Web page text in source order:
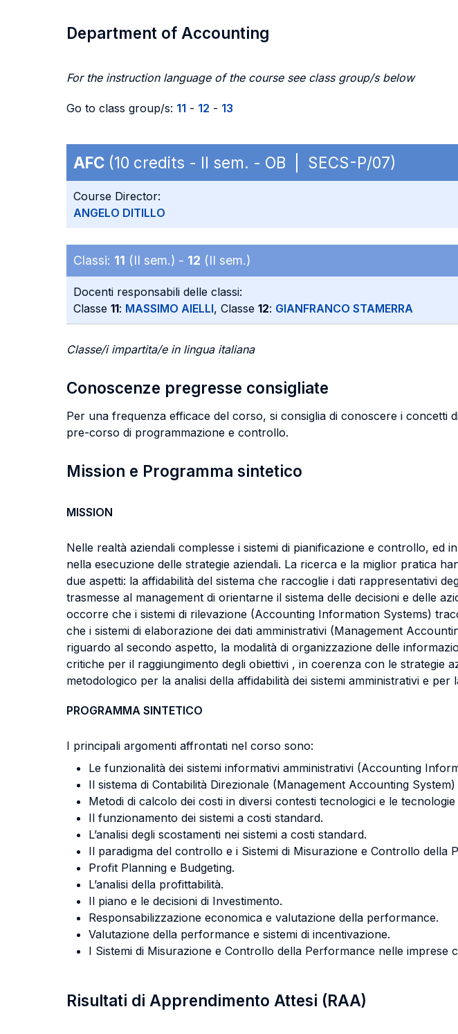
Department of Accounting
For the instruction language of the course see class group/s below
Go to class group/s: 11 - 12 - 13
AFC (10 credits - II sem. - OB | SECS-P/07)
Course Director:
ANGELO DITILLO
Classi: 11 (II sem.) - 12 (II sem.)
Docenti responsabili delle classi:
Classe 11: MASSIMO AIELLI, Classe 12: GIANFRANCO STAMERRA
Classe/i impartita/e in lingua italiana
Conoscenze pregresse consigliate
Per una frequenza efficace del corso, si consiglia di conoscere i concetti
pre-corso di programmazione e controllo.
Mission e Programma sintetico
MISSION
Nelle realtà aziendali complesse i sistemi di pianificazione e controllo,
nella esecuzione delle strategie aziendali. La ricerca e la miglior pratica
due aspetti: la affidabilità del sistema che raccoglie i dati rappresentativi
trasmesse al management di orientarne il sistema delle decisioni e delle
occorre che i sistemi di rilevazione (Accounting Information Systems)
che i sistemi di elaborazione dei dati amministrativi (Management
riguardo al secondo aspetto, la modalità di organizzazione delle
critiche per il raggiungimento degli obiettivi , in coerenza con le strategie
metodologico per la analisi della affidabilità dei sistemi amministrativi e
PROGRAMMA SINTETICO
I principali argomenti affrontati nel corso sono:
Le funzionalità dei sistemi informativi amministrativi (Accounting
Il sistema di Contabilità Direzionale (Management Accounting
Metodi di calcolo dei costi in diversi contesti tecnologici e le
Il funzionamento dei sistemi a costi standard.
L’analisi degli scostamenti nei sistemi a costi standard.
Il paradigma del controllo e i Sistemi di Misurazione e Controllo della
Profit Planning e Budgeting.
L’analisi della profittabilità.
Il piano e le decisioni di Investimento.
Responsabilizzazione economica e valutazione della performance.
Valutazione della performance e sistemi di incentivazione.
I Sistemi di Misurazione e Controllo della Performance nelle
Risultati di Apprendimento Attesi (RAA)